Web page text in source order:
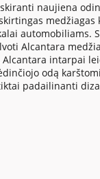
naujiena
automobiliams.
Alcantara
intarpai
odą
padailinanti